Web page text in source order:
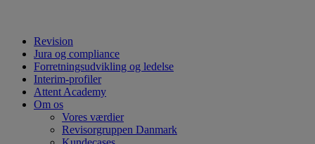
Revision
Jura og compliance
Forretningsudvikling og ledelse
Interim-profiler
Attent Academy
Om os
Vores værdier
Revisorgruppen Danmark